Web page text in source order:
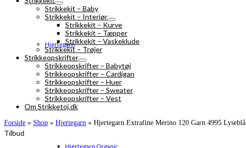
Hjertegarn
Hjertegarn Organic
Strikkekit – Baby
Strikkekit – Interiør
Strikkekit – Kurve
Strikkekit – Tæpper
Strikkekit – Vaskeklude
Strikkekit – Trøjer
Strikkeopskrifter
Strikkeopskrifter – Babytøj
Strikkeopskrifter – Cardigan
Strikkeopskrifter – Huer
Strikkeopskrifter – Sweater
Strikkeopskrifter – Vest
Om Strikketoj.dk
Forside » Shop » Hjertegarn » Hjertegarn Extrafine Merino 120 Garn 4995 Lyseblå
Tilbud